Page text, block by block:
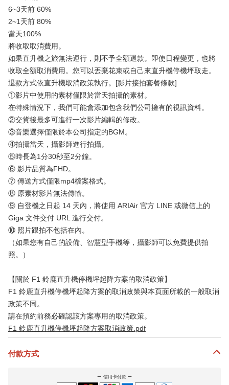
6~3天前 60%
2~1天前 80%
當天100%
將收取取消費用。
如果直升機之旅無法運行，則不予全額退款。即使日程變更，也將
收取全額取消費用。您可以丟棄花束或自己來直升機停機坪取走。
退款方式依直升機取消政策執行。[影片接拍套餐條款]
①影片中使用的素材僅限於當天拍攝的素材。
在特殊情況下，我們可能會添加包含我們公司擁有的視訊資料。
②交貨後最多可進行一次影片編輯的修改。
③音樂選擇僅限於本公司指定的BGM。
④拍攝當天，攝影師進行拍攝。
⑤時長為1分30秒至2分鐘。
⑥ 影片品質為FHD。
⑦ 傳送方式僅限mp4檔案格式。
⑧ 原素材影片無法傳輸。
⑨ 自登機之日起 14 天內，將使用 ARIAir 官方 LINE 或微信上的
Giga 文件交付 URL 進行交付。
⑩ 照片跟拍不包括在內。
（如果您有自己的設備、智慧型手機等，攝影師可以免費提供拍
照。）
【關於 F1 鈴鹿直升機停機坪起降方案的取消政策】
F1 鈴鹿直升機停機坪起降方案的取消政策與本頁面所載的一般取消
政策不同。
請在預約前務必確認該方案專用的取消政策。
F1 鈴鹿直升機停機坪起降方案取消政策.pdf
付款方式
信用卡付款